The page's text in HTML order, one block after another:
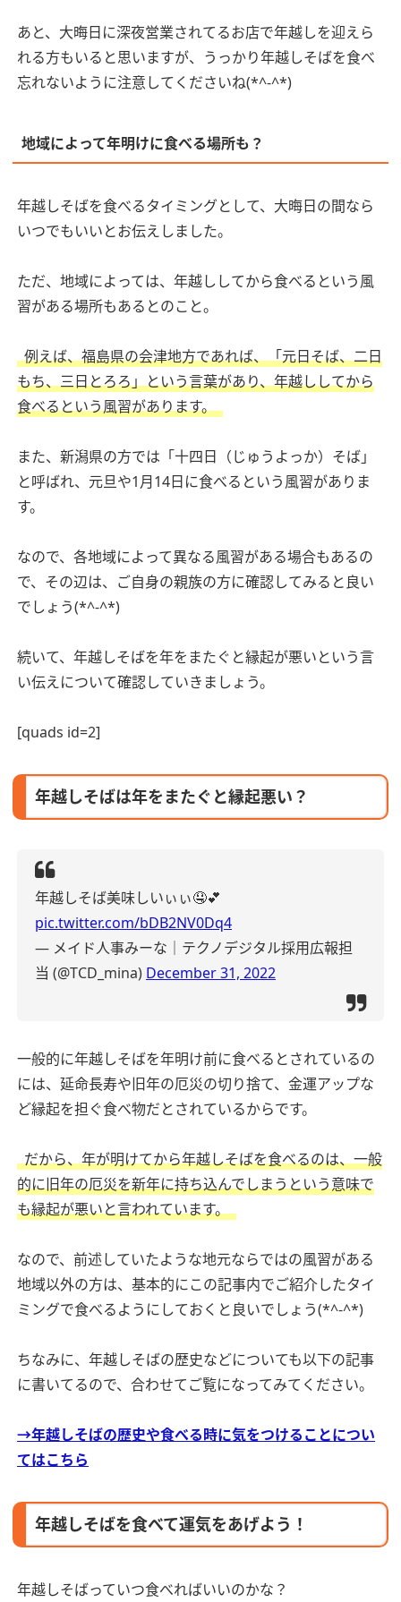
あと、大晦日に深夜営業されてるお店で年越しを迎えら
れる方もいると思いますが、うっかり年越しそばを食べ
忘れないように注意してくださいね(*^-^*)
地域によって年明けに食べる場所も？
年越しそばを食べるタイミングとして、大晦日の間なら
いつでもいいとお伝えしました。
ただ、地域によっては、年越ししてから食べるという風
習がある場所もあるとのこと。
例えば、福島県の会津地方であれば、「元日そば、二日
もち、三日とろろ」という言葉があり、年越ししてから
食べるという風習があります。
また、新潟県の方では「十四日（じゅうよっか）そば」
と呼ばれ、元旦や1月14日に食べるという風習がありま
す。
なので、各地域によって異なる風習がある場合もあるの
で、その辺は、ご自身の親族の方に確認してみると良い
でしょう(*^-^*)
続いて、年越しそばを年をまたぐと縁起が悪いという言
い伝えについて確認していきましょう。
[quads id=2]
年越しそばは年をまたぐと縁起悪い？
年越しそば美味しいぃぃ🤤💕
pic.twitter.com/bDB2NV0Dq4
— メイド人事みーな｜テクノデジタル採用広報担
当 (@TCD_mina) December 31, 2022
一般的に年越しそばを年明け前に食べるとされているの
には、延命長寿や旧年の厄災の切り捨て、金運アップな
ど縁起を担ぐ食べ物だとされているからです。
だから、年が明けてから年越しそばを食べるのは、一般
的に旧年の厄災を新年に持ち込んでしまうという意味で
も縁起が悪いと言われています。
なので、前述していたような地元ならではの風習がある
地域以外の方は、基本的にこの記事内でご紹介したタイ
ミングで食べるようにしておくと良いでしょう(*^-^*)
ちなみに、年越しそばの歴史などについても以下の記事
に書いてるので、合わせてご覧になってみてください。
→年越しそばの歴史や食べる時に気をつけることについ
てはこちら
年越しそばを食べて運気をあげよう！
年越しそばっていつ食べればいいのかな？